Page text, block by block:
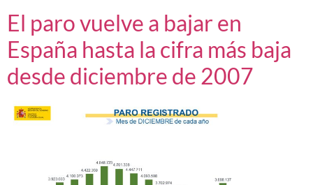
El paro vuelve a bajar en
España hasta la cifra más baja
desde diciembre de 2007